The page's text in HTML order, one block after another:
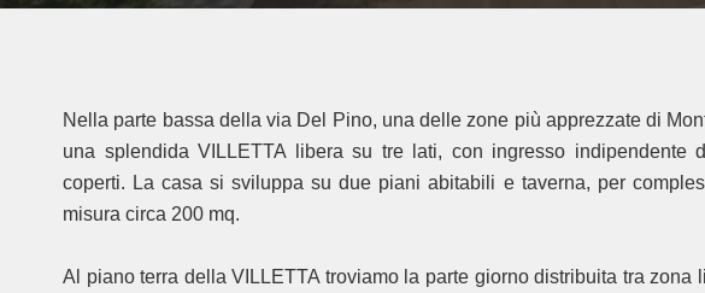
Nella parte bassa della via Del Pino, una delle zone più apprezzate di
una splendida VILLETTA libera su tre lati, con ingresso indipendente
coperti. La casa si sviluppa su due piani abitabili e taverna, per
misura circa 200 mq.
Al piano terra della VILLETTA troviamo la parte giorno distribuita tra zona